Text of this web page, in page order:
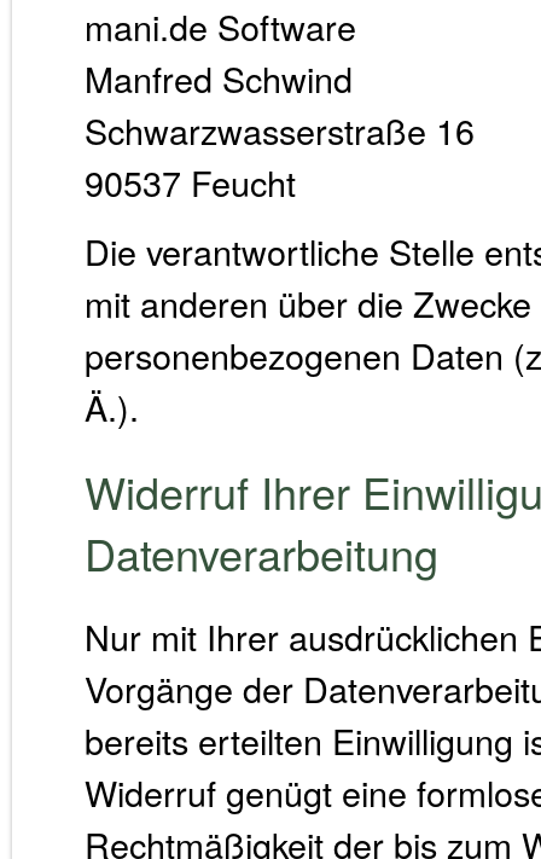
mani.de Software
Manfred Schwind
Schwarzwasserstraße 16
90537 Feucht
Die verantwortliche Stelle
mit anderen über die
personenbezogenen Daten
Ä.).
Widerruf Ihrer
Datenverarbeitung
Nur mit Ihrer ausdrücklichen
Vorgänge der
bereits erteilten Einwilligung
Widerruf genügt eine
Rechtmäßigkeit der bis zum